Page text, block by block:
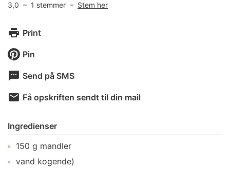
3,0 – 1 stemmer – Stem her
Print
Pin
Send på SMS
Få opskriften sendt til din mail
Ingredienser
150 g mandler
vand kogende)